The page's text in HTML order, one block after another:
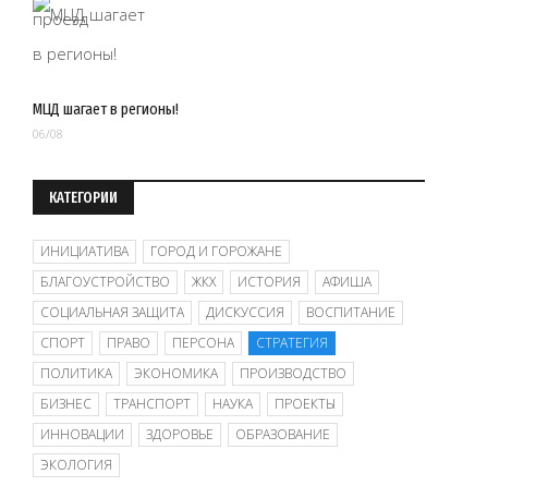
МЦД шагает в регионы!
06/08
КАТЕГОРИИ
ИНИЦИАТИВА
ГОРОД И ГОРОЖАНЕ
БЛАГОУСТРОЙСТВО
ЖКХ ИСТОРИЯ
АФИША
СОЦИАЛЬНАЯ ЗАЩИТА
ДИСКУССИЯ
ВОСПИТАНИЕ
СПОРТ
ПРАВО ПЕРСОНА
СТРАТЕГИЯ
ПОЛИТИКА
ЭКОНОМИКА
ПРОИЗВОДСТВО
БИЗНЕС
ТРАНСПОРТ НАУКА
ПРОЕКТЫ
ИННОВАЦИИ
ЗДОРОВЬЕ
ОБРАЗОВАНИЕ
ЭКОЛОГИЯ